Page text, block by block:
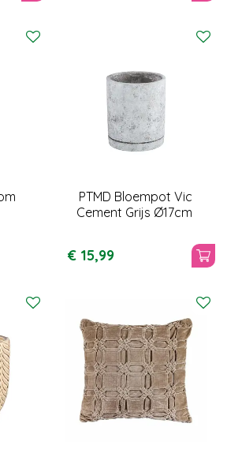
PTMD Bloempot Vic
Cement Grijs Ø17cm
€ 15,99